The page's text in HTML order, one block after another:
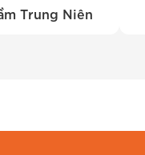
Trung Niên